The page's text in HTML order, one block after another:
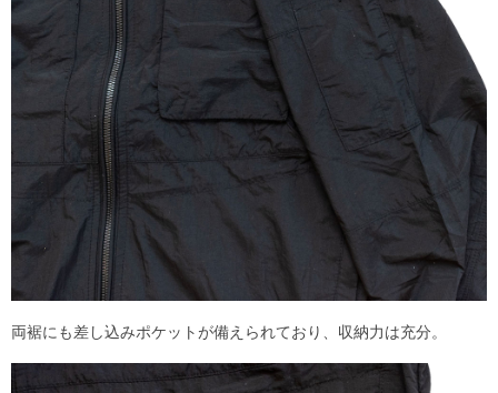
両裾にも差し込みポケットが備えられており、収納力は充分。